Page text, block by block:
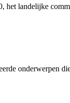
het landelijke
onderwerpen